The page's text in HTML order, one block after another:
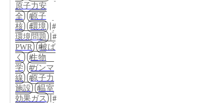
原子力安
全
原子
核
環境
環境問題
PWR
被ば
く
生物
学
ガンマ
線
原子力
施設
温室
効果ガス